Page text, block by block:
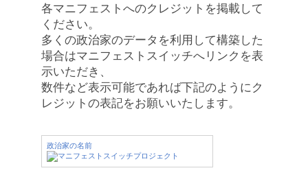
各マニフェストへのクレジットを掲載して
ください。
多くの政治家のデータを利用して構築した
場合はマニフェストスイッチへリンクを表
示いただき、
数件など表示可能であれば下記のようにク
レジットの表記をお願いいたします。
政治家の名前